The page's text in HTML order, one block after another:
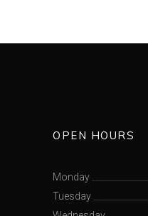
OPEN HOURS
Monday
Tuesday